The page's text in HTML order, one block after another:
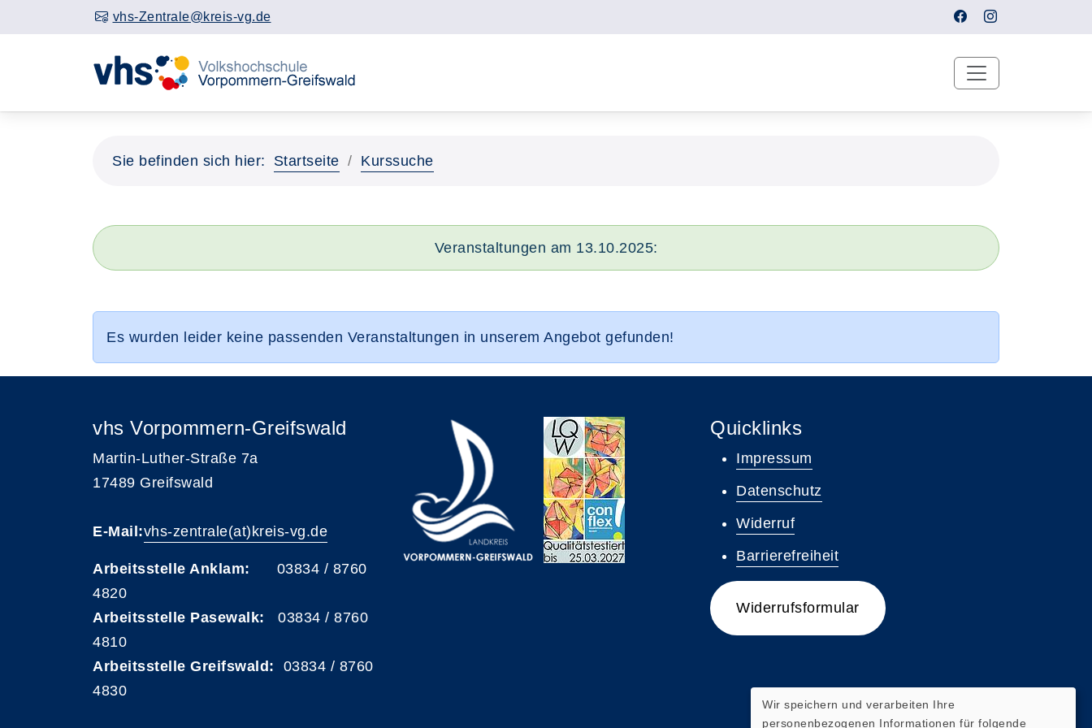
vhs-Zentrale@kreis-vg.de
Sie befinden sich hier: Startseite Kurssuche
Veranstaltungen am 13.10.2025:
Es wurden leider keine passenden Veranstaltungen in unserem Angebot gefunden!
vhs Vorpommern-Greifswald
Martin-Luther-Straße 7a
17489 Greifswald
E-Mail:vhs-zentrale(at)kreis-vg.de
Arbeitsstelle Anklam: 03834 / 8760
4820
Arbeitsstelle Pasewalk: 03834 / 8760
4810
Arbeitsstelle Greifswald: 03834 / 8760
4830
Quicklinks
Impressum
Datenschutz
Widerruf
Barrierefreiheit
Widerrufsformular
Wir speichern und verarbeiten Ihre
personenbezogenen Informationen für folgende